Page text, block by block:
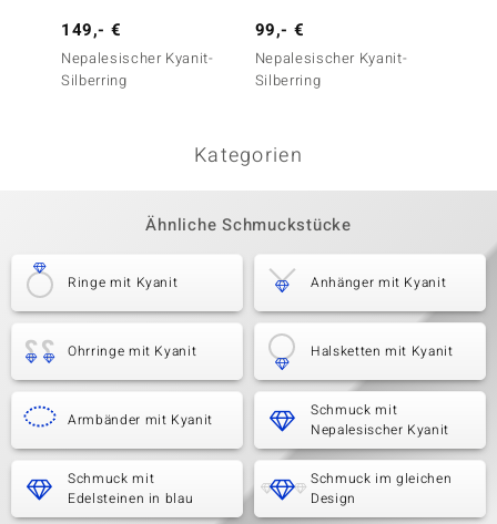
149,- €
Nepalesischer Kyanit-
Silberring
99,- €
Nepalesischer Kyanit-
Silberring
Kategorien
Ähnliche Schmuckstücke
Ringe mit Kyanit Anhänger mit Kyanit
Ohrringe mit Kyanit Halsketten mit Kyanit
Armbänder mit Kyanit
Schmuck mit
Nepalesischer Kyanit
Schmuck mit
Edelsteinen in blau
Schmuck im gleichen
Design